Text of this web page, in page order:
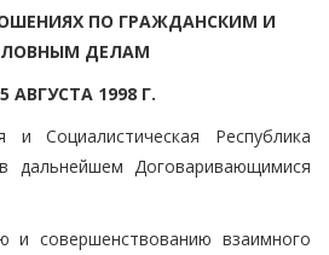
ПО ГРАЖДАНСКИМ И
ДЕЛАМ
АВГУСТА 1998 Г.
и Социалистическая Республика
дальнейшем Договаривающимися
и совершенствованию взаимного